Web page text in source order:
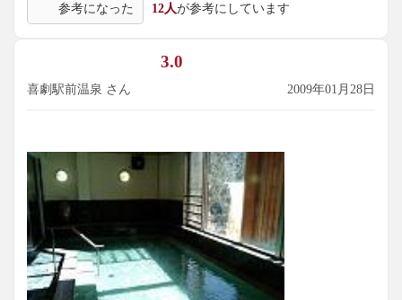
参考になった 12人が参考にしています
3.0
喜劇駅前温泉 さん 2009年01月28日